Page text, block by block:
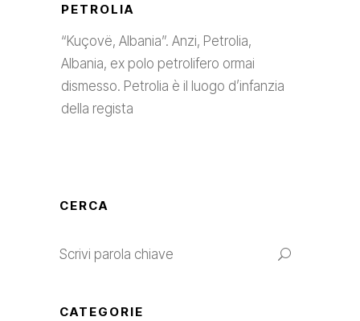
PETROLIA
“Kuçovë, Albania”. Anzi, Petrolia,
Albania, ex polo petrolifero ormai
dismesso. Petrolia è il luogo d’infanzia
della regista
CERCA
CATEGORIE